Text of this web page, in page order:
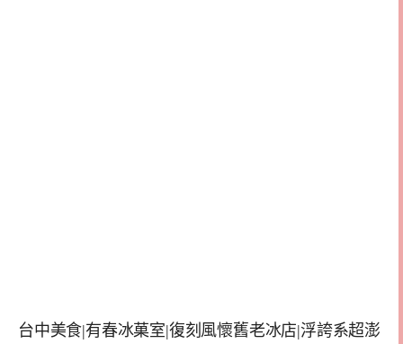
台中美食|有春冰菓室|復刻風懷舊老冰店|浮誇系超澎